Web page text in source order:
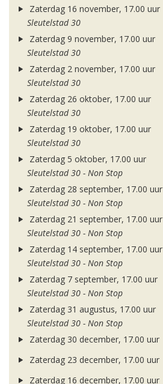
Zaterdag 16 november, 17.00 uur
Sleutelstad 30
Zaterdag 9 november, 17.00 uur
Sleutelstad 30
Zaterdag 2 november, 17.00 uur
Sleutelstad 30
Zaterdag 26 oktober, 17.00 uur
Sleutelstad 30
Zaterdag 19 oktober, 17.00 uur
Sleutelstad 30
Zaterdag 5 oktober, 17.00 uur
Sleutelstad 30 - Non Stop
Zaterdag 28 september, 17.00 uur
Sleutelstad 30 - Non Stop
Zaterdag 21 september, 17.00 uur
Sleutelstad 30 - Non Stop
Zaterdag 14 september, 17.00 uur
Sleutelstad 30 - Non Stop
Zaterdag 7 september, 17.00 uur
Sleutelstad 30 - Non Stop
Zaterdag 31 augustus, 17.00 uur
Sleutelstad 30 - Non Stop
Zaterdag 30 december, 17.00 uur
Zaterdag 23 december, 17.00 uur
Zaterdag 16 december, 17.00 uur